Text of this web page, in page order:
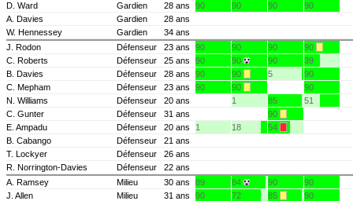
D. Ward Gardien 28 ans 90 90 90
90
A. Davies
Gardien
28 ans
W. Hennessey
Gardien
34 ans
J. Rodon
Défenseur 23 ans 90 90 90
90
C. Roberts
Défenseur 25 ans 90 90 90
39
B. Davies
Défenseur 28 ans 90 90 5
90
C. Mepham
Défenseur 23 ans 90 90
90
N. Williams
Défenseur 20 ans 1 85
51
C. Gunter
Défenseur 31 ans
90
E. Ampadu
Défenseur 20 ans 1 18
54
B. Cabango
Défenseur
21 ans
T. Lockyer
Défenseur
26 ans
R. Norrington-Davies
Défenseur
22 ans
A. Ramsey
Milieu 30 ans 89 84 90
90
J. Allen
Milieu 31 ans 90 72 85
90